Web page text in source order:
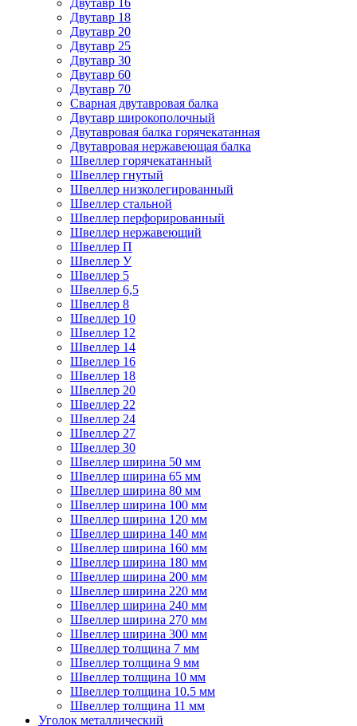
Двутавр 16
Двутавр 18
Двутавр 20
Двутавр 25
Двутавр 30
Двутавр 60
Двутавр 70
Сварная двутавровая балка
Двутавр широкополочный
Двутавровая балка горячекатанная
Двутавровая нержавеющая балка
Швеллер горячекатанный
Швеллер гнутый
Швеллер низколегированный
Швеллер стальной
Швеллер перфорированный
Швеллер нержавеющий
Швеллер П
Швеллер У
Швеллер 5
Швеллер 6,5
Швеллер 8
Швеллер 10
Швеллер 12
Швеллер 14
Швеллер 16
Швеллер 18
Швеллер 20
Швеллер 22
Швеллер 24
Швеллер 27
Швеллер 30
Швеллер ширина 50 мм
Швеллер ширина 65 мм
Швеллер ширина 80 мм
Швеллер ширина 100 мм
Швеллер ширина 120 мм
Швеллер ширина 140 мм
Швеллер ширина 160 мм
Швеллер ширина 180 мм
Швеллер ширина 200 мм
Швеллер ширина 220 мм
Швеллер ширина 240 мм
Швеллер ширина 270 мм
Швеллер ширина 300 мм
Швеллер толщина 7 мм
Швеллер толщина 9 мм
Швеллер толщина 10 мм
Швеллер толщина 10.5 мм
Швеллер толщина 11 мм
Уголок металлический